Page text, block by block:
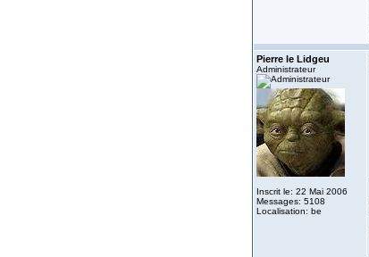
Pierre le Lidgeu
Administrateur
Inscrit le: 22 Mai 2006
Messages: 5108
Localisation: be